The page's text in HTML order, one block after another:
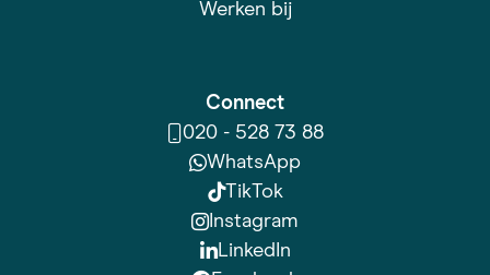
Werken bij
Connect
020 - 528 73 88
WhatsApp
TikTok
Instagram
LinkedIn